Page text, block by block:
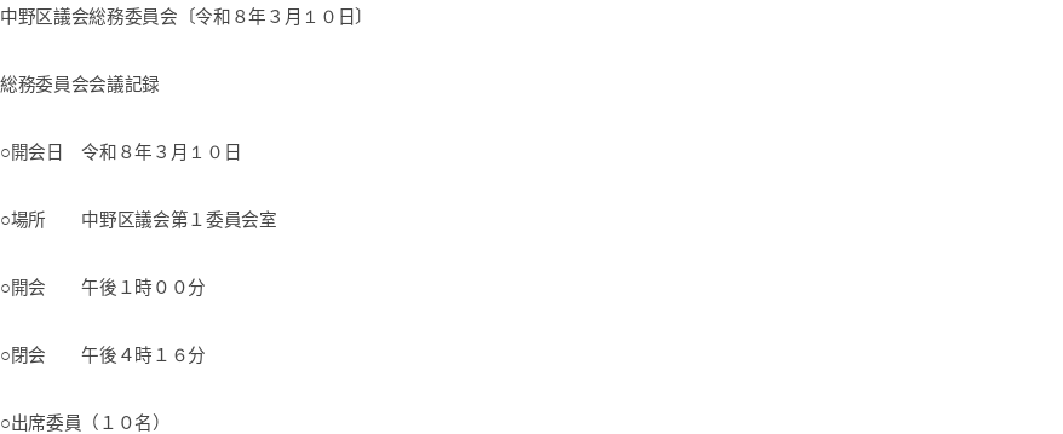
中野区議会総務委員会〔令和８年３月 １０ 日〕
総務委員会会議記録
○開会日 令和８年３月 １０ 日
○場所 中野区議会第１委員会室
○開会 午後１時００分
○閉会 午後４時１ ６分
○出席委員（１０名）